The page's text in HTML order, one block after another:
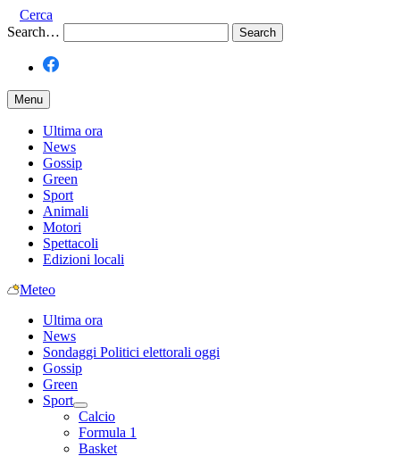
Cerca
Search…
Menu
Ultima ora
News
Gossip
Green
Sport
Animali
Motori
Spettacoli
Edizioni locali
Meteo
Ultima ora
News
Sondaggi Politici elettorali oggi
Gossip
Green
Sport
Calcio
Formula 1
Basket